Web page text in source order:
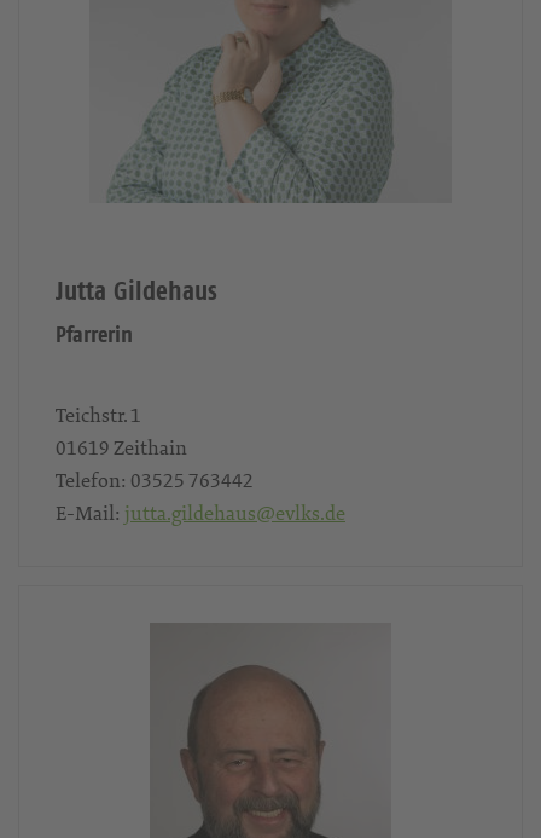
Jutta Gildehaus
Pfarrerin
Teichstr. 1
01619Zeithain
Telefon: 03525 763442
E-Mail: jutta.gildehaus@evlks.de